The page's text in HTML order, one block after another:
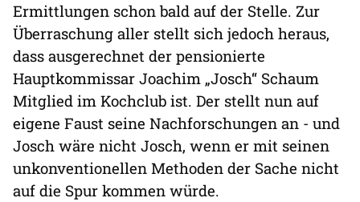
Ermittlungen schon bald auf der Stelle. Zur
Überraschung aller stellt sich jedoch heraus,
dass ausgerechnet der pensionierte
Hauptkommissar Joachim „Josch“ Schaum
Mitglied im Kochclub ist. Der stellt nun auf
eigene Faust seine Nachforschungen an - und
Josch wäre nicht Josch, wenn er mit seinen
unkonventionellen Methoden der Sache nicht
auf die Spur kommen würde.